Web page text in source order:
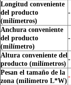
Longitud conveniente
del producto
(milímetros)
-
Anchura conveniente
del producto
(milímetro)
-
Altura conveniente del
producto (milímetros)
-
Pesan el tamaño de la
zona (milímetro L*W)
-